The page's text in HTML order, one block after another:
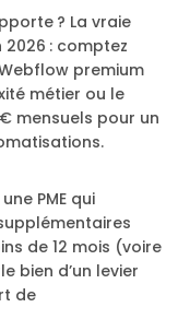
? La vraie
: comptez
premium
métier ou le
mensuels pour un
PME qui
de 12 mois (voire
bien d’un levier
de